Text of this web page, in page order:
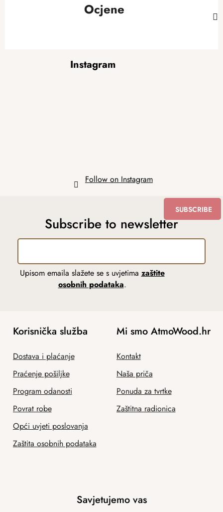
Ocjene
Instagram
Follow on Instagram
Subscribe to newsletter
Upisom emaila slažete se s uvjetima zaštite
osobnih podataka.
SUBSCRIBE
Korisnička služba
Dostava i plaćanje
Praćenje pošiljke
Program odanosti
Povrat robe
Opći uvjeti poslovanja
Zaštita osobnih podataka
Mi smo AtmoWood.hr
Kontakt
Naša priča
Ponuda za tvrtke
Zaštitna radionica
Savjetujemo vas